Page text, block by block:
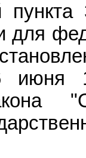
пункта
для
июня